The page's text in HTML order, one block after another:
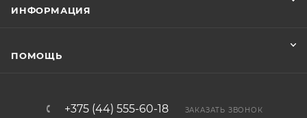
ИНФОРМАЦИЯ
ПОМОЩЬ
+375 (44) 555-60-18 ЗАКАЗАТЬ ЗВОНОК